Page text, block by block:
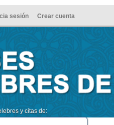
sesión Crear cuenta
y citas de: